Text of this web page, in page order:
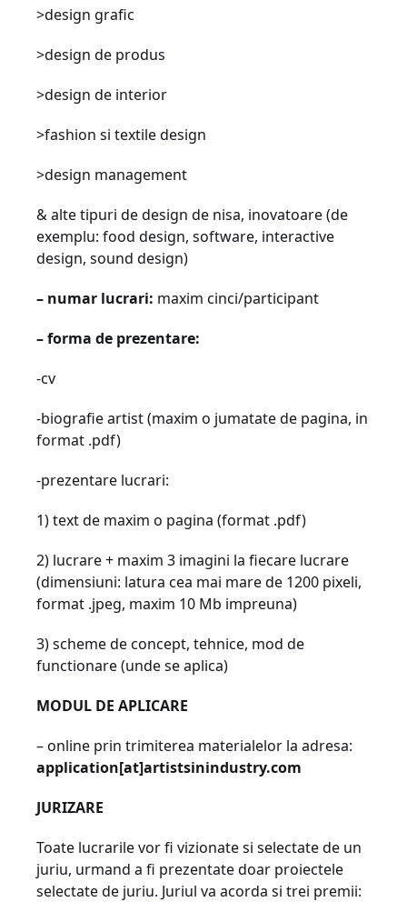
>design grafic
>design de produs
>design de interior
>fashion si textile design
>design management
& alte tipuri de design de nisa, inovatoare (de
exemplu: food design, software, interactive
design, sound design)
– numar lucrari: maxim cinci/participant
– forma de prezentare:
-cv
-biografie artist (maxim o jumatate de pagina, in
format .pdf)
-prezentare lucrari:
1) text de maxim o pagina (format .pdf)
2) lucrare + maxim 3 imagini la fiecare lucrare
(dimensiuni: latura cea mai mare de 1200 pixeli,
format .jpeg, maxim 10 Mb impreuna)
3) scheme de concept, tehnice, mod de
functionare (unde se aplica)
MODUL DE APLICARE
– online prin trimiterea materialelor la adresa:
application[at]artistsinindustry.com
JURIZARE
Toate lucrarile vor fi vizionate si selectate de un
juriu, urmand a fi prezentate doar proiectele
selectate de juriu. Juriul va acorda si trei premii: